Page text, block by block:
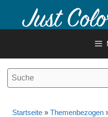
Inhalt
Startseite » Themenbezogen